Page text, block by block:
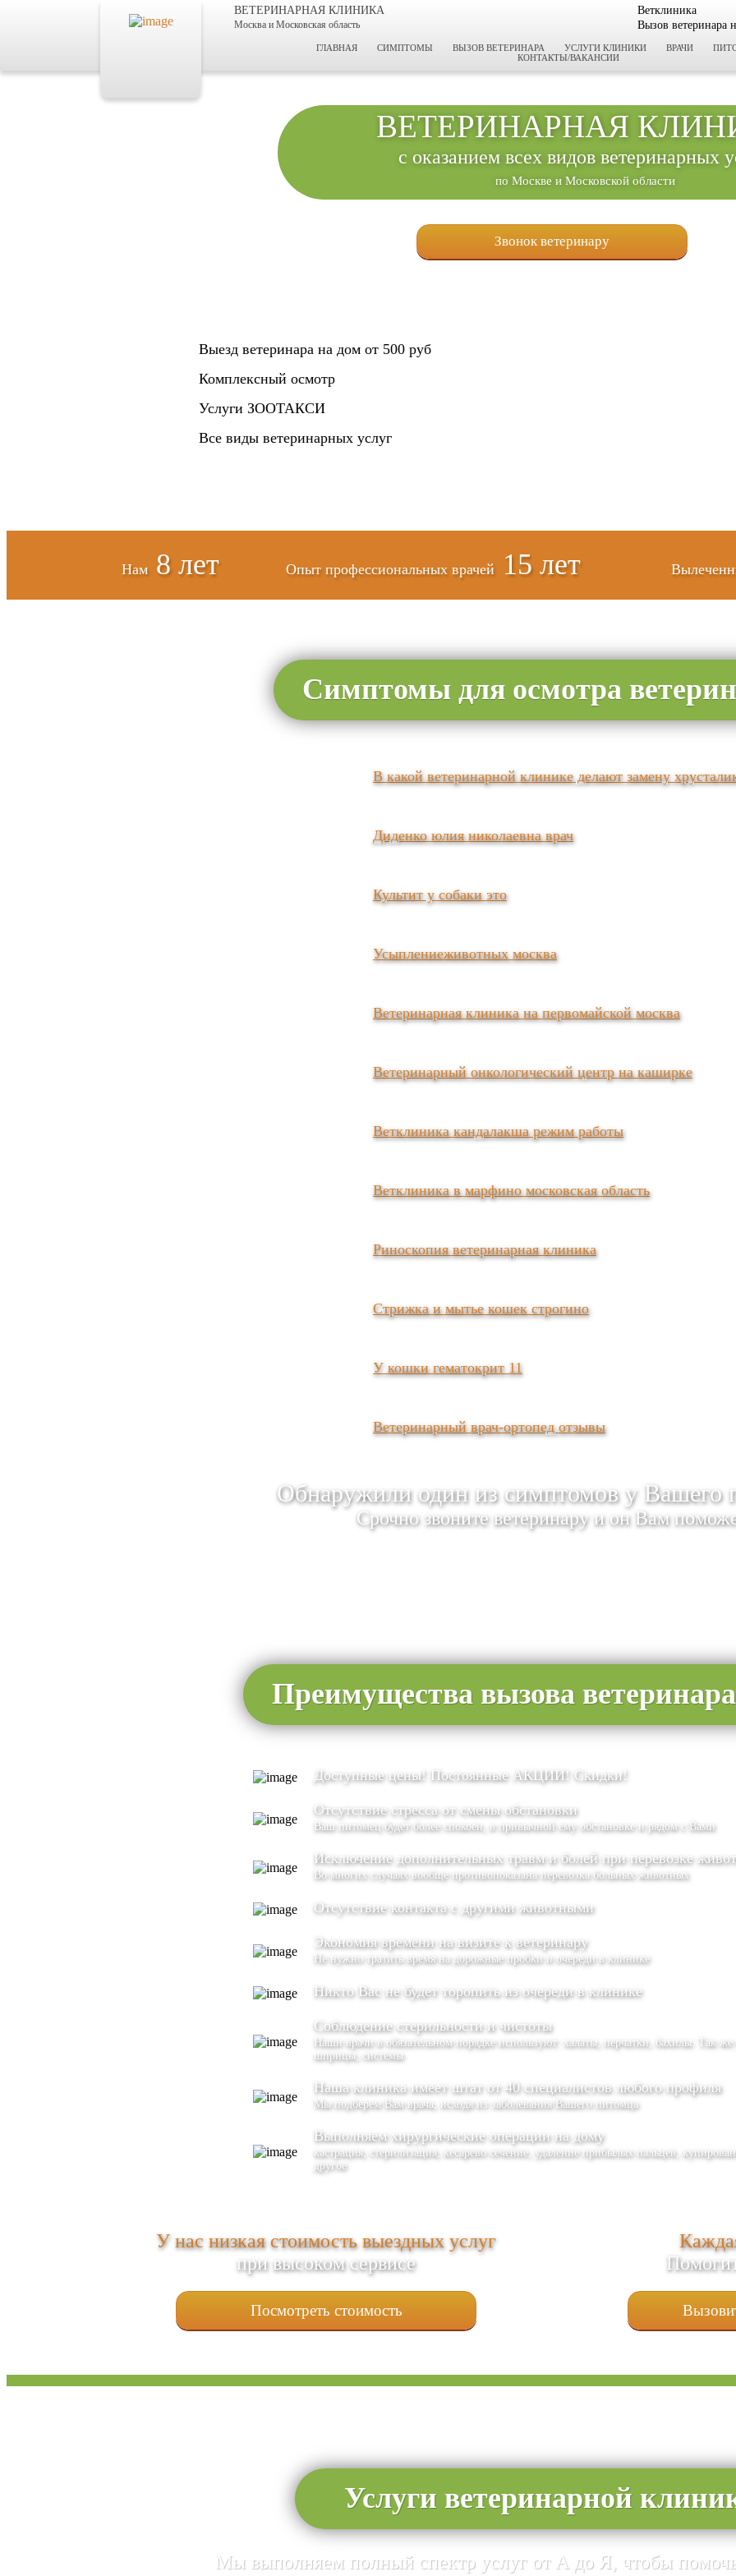
ВЕТЕРИНАРНАЯ КЛИНИКА
Москва и Московская область
Ветклиника
Вызов ветеринара
ГЛАВНАЯ СИМПТОМЫ ВЫЗОВ ВЕТЕРИНАРА УСЛУГИ КЛИНИКИ ВРАЧИ
КОНТАКТЫ/ВАКАНСИИ
ВЕТЕРИНАРНАЯ
с оказанием всех видов ветеринарных
по Москве и Московской области
Звонок ветеринару
Выезд ветеринара на дом от 500 руб
Комплексный осмотр
Услуги ЗООТАКСИ
Все виды ветеринарных услуг
Нам 8 лет Опыт профессиональных врачей 15 лет
Симптомы для осмотра
В какой ветеринарной клинике делают замену
Диденко юлия николаевна врач
Культит у собаки это
Усыплениеживотных москва
Ветеринарная клиника на первомайской москва
Ветеринарный онкологический центр на каширке
Ветклиника кандалакша режим работы
Ветклиника в марфино московская область
Риноскопия ветеринарная клиника
Стрижка и мытье кошек строгино
У кошки гематокрит 11
Ветеринарный врач-ортопед отзывы
Обнаружили один из симптомов у Вашего
Срочно звоните ветеринару и он Вам
Преимущества вызова
Доступные цены! Постоянные АКЦИИ! Скидки!
Отсутствие стресса от смены обстановки
Ваш питомец будет более спокоен, в привычной ему обстановке и рядом с Вами
Исключение дополнительных травм и болей при перевозке
Во многих случаях вообще противопоказана перевозка больных животных
Отсутствие контакта с другими животными
Экономия времени на визите к ветеринару
Не нужно тратить время на дорожные пробки и очереди в клинике
Никто Вас не будет торопить из очереди в клинике
Соблюдение стерильности и чистоты
Наши врачи в обязательном порядке используют: халаты, перчатки, бахилы. Так
шприцы, системы
Наша клиника имеет штат от 40 специалистов любого профиля
Мы подберем Вам врача, исходя из заболевания Вашего питомца
Выполняем хирургические операции на дому
кастрация, стерилизация, кесарево сечение, удаление прибылых пальцев,
другое
У нас низкая стоимость выездных услуг
при высоком сервисе
Посмотреть стоимость
Услуги ветеринарной
Мы выполняем полный спектр услуг от А до Я, чтобы